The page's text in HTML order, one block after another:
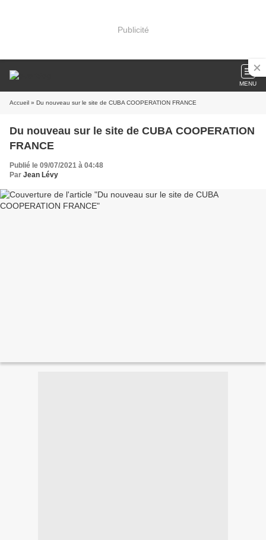
Publicité
MENU
Accueil » Du nouveau sur le site de CUBA COOPERATION FRANCE
Du nouveau sur le site de CUBA COOPERATION
FRANCE
Publié le 09/07/2021 à 04:48
Par Jean Lévy